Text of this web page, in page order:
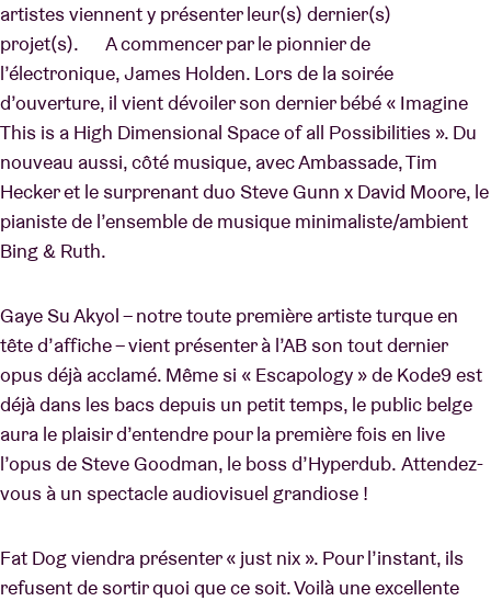
artistes viennent y présenter leur(s) dernier(s)
projet(s). A commencer par le pionnier de
l’électronique, James Holden. Lors de la soirée
d’ouverture, il vient dévoiler son dernier bébé « Imagine
This is a High Dimensional Space of all Possibilities ». Du
nouveau aussi, côté musique, avec Ambassade, Tim
Hecker et le surprenant duo Steve Gunn x David Moore, le
pianiste de l’ensemble de musique minimaliste/ambient
Bing & Ruth.
Gaye Su Akyol – notre toute première artiste turque en
tête d’affiche – vient présenter à l’AB son tout dernier
opus déjà acclamé. Même si « Escapology » de Kode9 est
déjà dans les bacs depuis un petit temps, le public belge
aura le plaisir d’entendre pour la première fois en live
l’opus de Steve Goodman, le boss d’Hyperdub. Attendez-
vous à un spectacle audiovisuel grandiose !
Fat Dog viendra présenter « just nix ». Pour l’instant, ils
refusent de sortir quoi que ce soit. Voilà une excellente